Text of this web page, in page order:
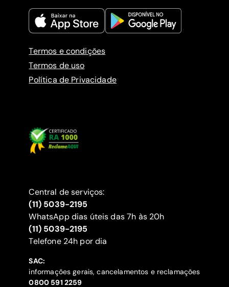
Termos e condições
Termos de uso
Política de Privacidade
Central de serviços:
(11) 5039-2195
WhatsApp dias úteis das 7h às 20h
(11) 5039-2195
‍Telefone 24h por dia
SAC:
informações gerais, cancelamentos e reclamações
‍0800 591 2259